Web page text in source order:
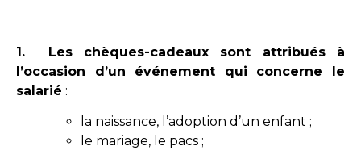
1. Les chèques-cadeaux sont attribués à
l’occasion d’un événement qui concerne le
salarié :
la naissance, l’adoption d’un enfant ;
le mariage, le pacs ;